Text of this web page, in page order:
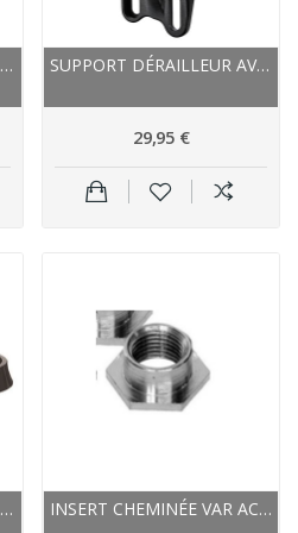
COLLIER DÉRAILLEUR AVANT SHIMANO ALU XTR 9050... SUPPORT DÉRAILLEUR AVANT SHIMANO ALU XTR 9050...
29,95 €
CONVERTISSEUR BOITIER FSA ALU MW258A BB30... INSERT CHEMINÉE VAR ACIER D12EP2+5MM FILETÉ...